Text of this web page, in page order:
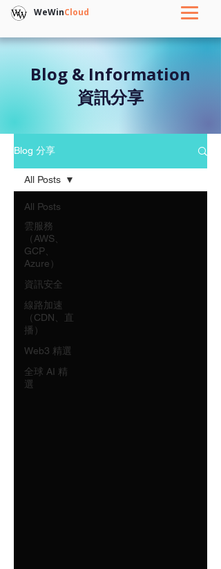
WeWinCloud
Blog & Information
資訊分享
Blog 分享
All Posts
雲服務
（AWS、
GCP、
Azure）
資訊安全
線路加速
（CDN、直
播）
Web3 精選
全球 AI 精
選
All Posts